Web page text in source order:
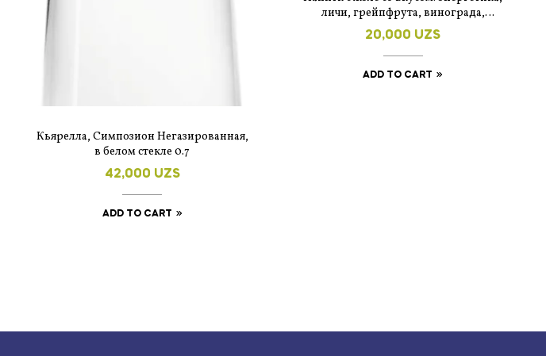
Кьярелла, Симпозион Негазированная,
в белом стекле 0.7
42,000 UZS
ADD TO CART
личи, грейпфрута, винограда,
энергетика и лимона, сидра.
20,000 UZS
ADD TO CART